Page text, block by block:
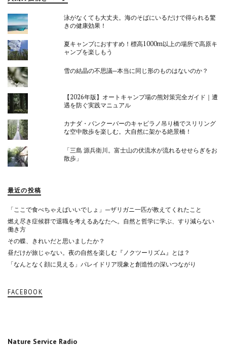
泳がなくても大丈夫。海のそばにいるだけで得られる驚
きの健康効果！
夏キャンプにおすすめ！標高1000m以上の場所で高原キ
ャンプを楽しもう
雪の結晶の不思議─本当に同じ形のものはないのか？
【2026年版】オートキャンプ場の熊対策完全ガイド｜遭
遇を防ぐ実践マニュアル
カナダ・バンクーバーのキャピラノ吊り橋でスリリング
な空中散歩を楽しむ。大自然に架かる絶景橋！
「三島 源兵衛川。富士山の伏流水が流れるせせらぎをお
散歩」
最近の投稿
「ここで食べちゃえばいいでしょ」—ザリガニ一匹が教えてくれたこと
燃え尽き症候群で退職を考えるあなたへ。自然と哲学に学ぶ、すり減らない
働き方
その蝶、きれいだと思いましたか？
昼だけが旅じゃない。夜の自然を楽しむ『ノクツーリズム』とは？
「なんとなく顔に見える」パレイドリア現象と創造性の深いつながり
FACEBOOK
Nature Service Radio